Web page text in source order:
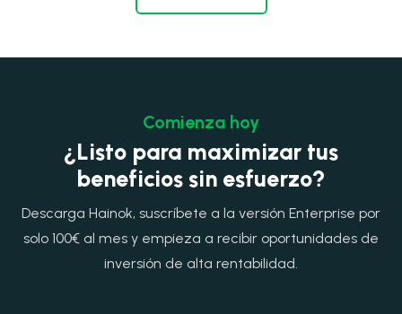
Comienza hoy
¿Listo para maximizar tus
beneficios sin esfuerzo?
Descarga Hainok, suscríbete a la versión Enterprise por
solo 100€ al mes y empieza a recibir oportunidades de
inversión de alta rentabilidad.